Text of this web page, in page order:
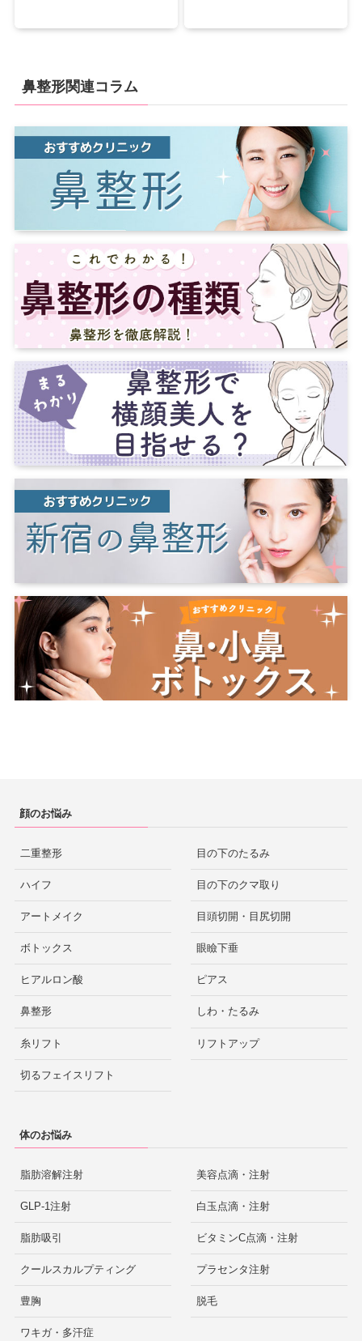
鼻整形関連コラム
顔のお悩み
二重整形
ハイフ
アートメイク
ボトックス
ヒアルロン酸
鼻整形
糸リフト
切るフェイスリフト
目の下のたるみ
目の下のクマ取り
目頭切開・目尻切開
眼瞼下垂
ピアス
しわ・たるみ
リフトアップ
体のお悩み
脂肪溶解注射
GLP-1注射
脂肪吸引
クールスカルプティング
豊胸
ワキガ・多汗症
美容点滴・注射
白玉点滴・注射
ビタミンC点滴・注射
プラセンタ注射
脱毛